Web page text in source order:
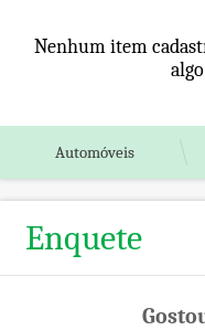
Nenhum item
Automóveis
Enquete